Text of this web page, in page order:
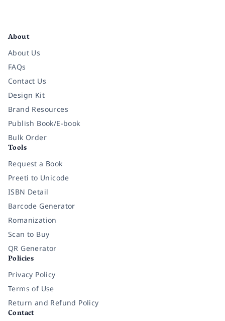
About
About Us
FAQs
Contact Us
Design Kit
Brand Resources
Publish Book/E-book
Bulk Order
Tools
Request a Book
Preeti to Unicode
ISBN Detail
Barcode Generator
Romanization
Scan to Buy
QR Generator
Policies
Privacy Policy
Terms of Use
Return and Refund Policy
Contact